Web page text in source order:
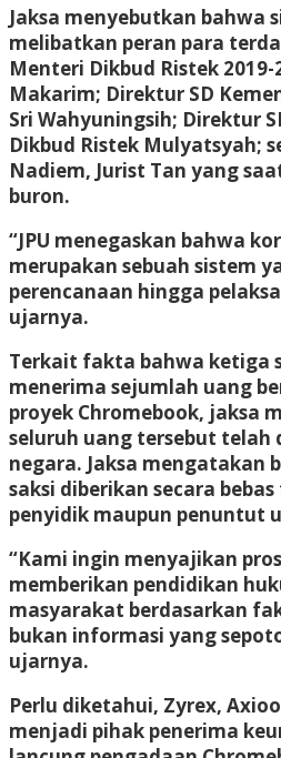
Jaksa menyebutkan bahwa
melibatkan peran para
Menteri Dikbud Ristek
Makarim; Direktur SD
Sri Wahyuningsih; Direktur
Dikbud Ristek Mulyatsyah;
Nadiem, Jurist Tan yang
buron.
“JPU menegaskan bahwa
merupakan sebuah sistem
perencanaan hingga
ujarnya.
Terkait fakta bahwa ketiga
menerima sejumlah uang
proyek Chromebook, jaksa
seluruh uang tersebut telah
negara. Jaksa mengatakan
saksi diberikan secara
penyidik maupun penuntut
“Kami ingin menyajikan
memberikan pendidikan
masyarakat berdasarkan
bukan informasi yang
ujarnya.
Perlu diketahui, Zyrex,
menjadi pihak penerima